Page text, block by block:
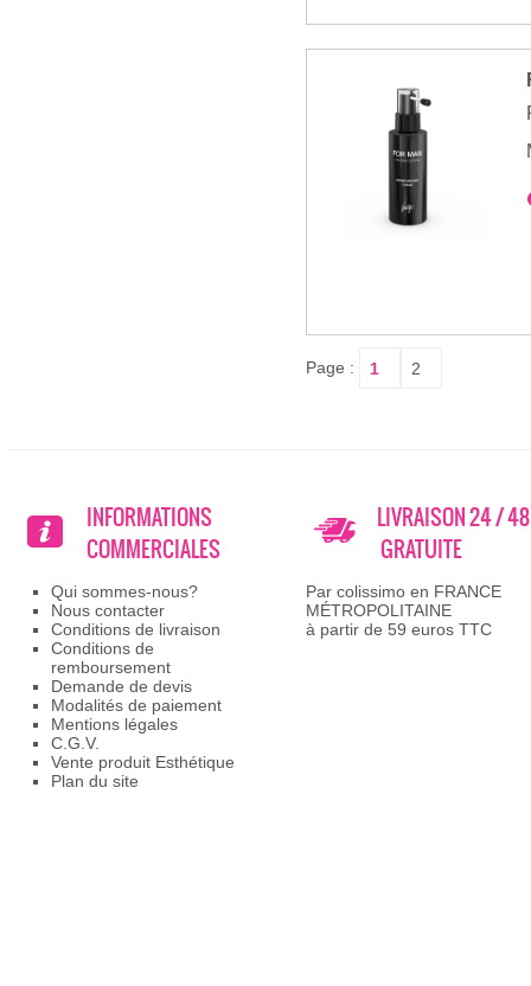
Page :
INFORMATIONS
COMMERCIALES
Qui sommes-nous?
Nous contacter
Conditions de livraison
Conditions de
remboursement
Demande de devis
Modalités de paiement
Mentions légales
C.G.V.
Vente produit Esthétique
Plan du site
LIVRAISON 24 /
GRATUITE
Par colissimo en FRANCE
MÉTROPOLITAINE
à partir de 59 euros TTC